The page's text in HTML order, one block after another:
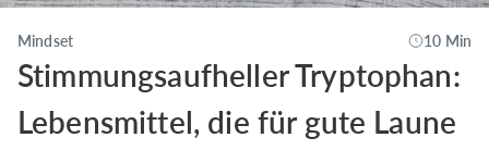
Mindset 10 Min
Stimmungsaufheller Tryptophan:
Lebensmittel, die für gute Laune